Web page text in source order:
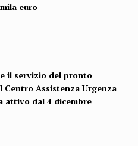
euro
il servizio del pronto
Centro Assistenza Urgenza
attivo dal 4 dicembre